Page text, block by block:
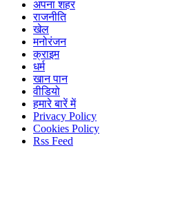
अपना शहर
राजनीति
खेल
मनोरंजन
क्राइम
धर्म
खान पान
वीडियो
हमारे बारें में
Privacy Policy
Cookies Policy
Rss Feed